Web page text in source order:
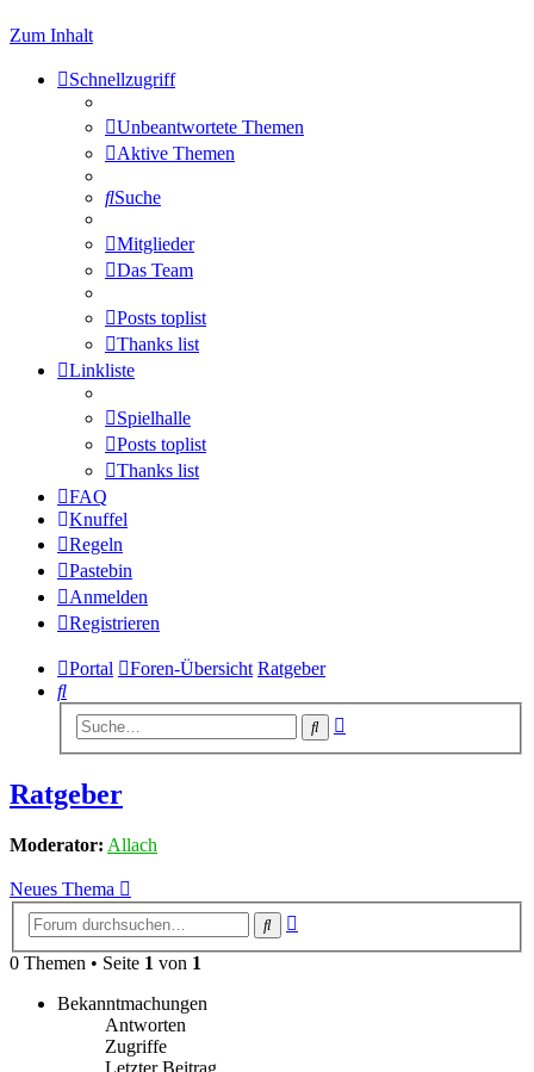
Zum Inhalt
Schnellzugriff
Unbeantwortete Themen
Aktive Themen
Suche
Mitglieder
Das Team
Posts toplist
Thanks list
Linkliste
Spielhalle
Posts toplist
Thanks list
FAQ
Knuffel
Regeln
Pastebin
Anmelden
Registrieren
Portal Foren-Übersicht Ratgeber
Suche
Suche
Ratgeber
Moderator: Allach
Neues Thema
Suche
0 Themen • Seite 1 von 1
Bekanntmachungen
Antworten
Zugriffe